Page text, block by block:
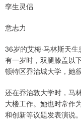
孪生灵侣
意志力
36岁的艾梅·马林斯天
有一岁时，双腿膝盖以
顿特区乔治城大学，她
还在乔治敦大学时，马
大楼工作。她也时常作
和创新等议题发表演说。